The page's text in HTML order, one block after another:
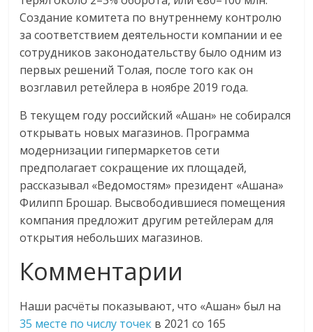
Создание комитета по внутреннему контролю
за соответствием деятельности компании и ее
сотрудников законодательству было одним из
первых решений Толая, после того как он
возглавил ретейлера в ноябре 2019 года.
В текущем году российский «Ашан» не собирался
открывать новых магазинов. Программа
модернизации гипермаркетов сети
предполагает сокращение их площадей,
рассказывал «Ведомостям» президент «Ашана»
Филипп Брошар. Высвободившиеся помещения
компания предложит другим ретейлерам для
открытия небольших магазинов.
Комментарии
Наши расчёты показывают, что «Ашан» был на
35 месте по числу точек в 2021 со 165